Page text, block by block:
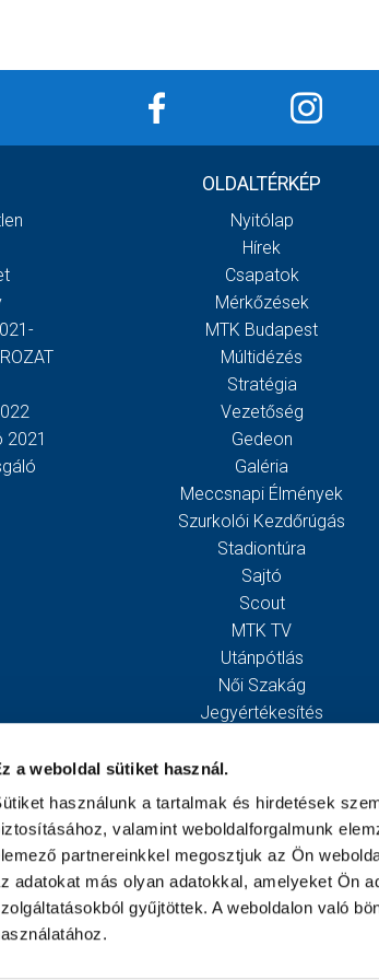
a weboldal sütiket használ.
használunk a tartalmak és hirdetések
valamint weboldalforgalmunk
partnereinkkel megosztjuk az Ön
adatokat más olyan adatokkal, amelyeket Ön
gyűjtöttek. A weboldalon való
2021
OLDALTÉRKÉP
Nyitólap
Hírek
Csapatok
Mérkőzések
MTK Budapest
Múltidézés
Stratégia
Vezetőség
Gedeon
Galéria
Meccsnapi Élmények
Szurkolói Kezdőrúgás
Stadiontúra
Sajtó
Scout
MTK TV
Utánpótlás
Női Szakág
Jegyértékesítés
Egyesület
Kapcsolat